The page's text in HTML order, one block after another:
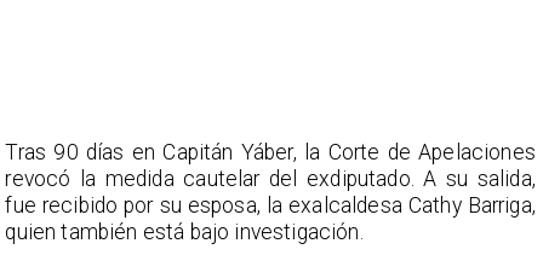
Tras 90 días en Capitán Yáber, la Corte de Apelaciones
revocó la medida cautelar del exdiputado. A su salida,
fue recibido por su esposa, la exalcaldesa Cathy Barriga,
quien también está bajo investigación.